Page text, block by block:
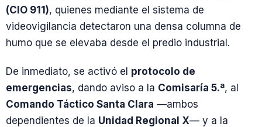
(CIO 911), quienes mediante el sistema de
videovigilancia detectaron una densa columna de
humo que se elevaba desde el predio industrial.
De inmediato, se activó el protocolo de
emergencias, dando aviso a la Comisaría 5.ª, al
Comando Táctico Santa Clara —ambos
dependientes de la Unidad Regional X— y a la